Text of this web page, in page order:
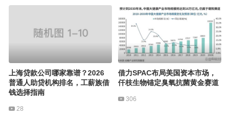
上海贷款公司哪家靠谱？2026
普通人助贷机构排名，工薪族借
钱选择指南
28
借力SPAC布局美国资本市场，
仟枝生物锚定臭氧抗菌黄金赛道
306